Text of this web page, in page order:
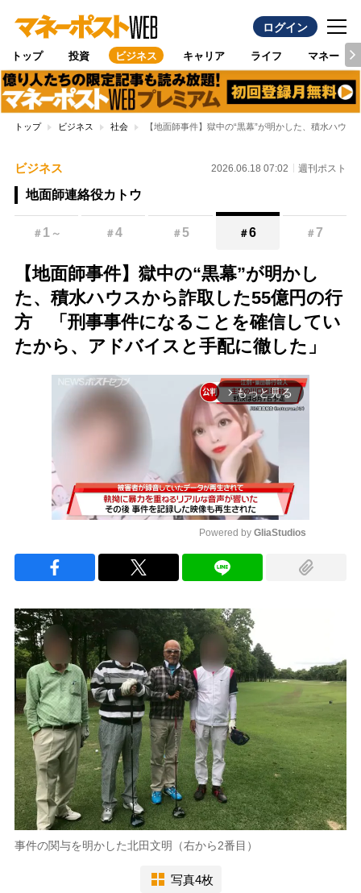
ログイン
トップ 投資 ビジネス キャリア ライフ マネー
トップ ビジネス 社会 【地面師事件】獄中の“黒幕”が明かした、積水ハウ
ビジネス 2026.06.18 07:02 週刊ポスト
地面師連絡役カトウ
＃ 1 ～ ＃4 ＃5 ＃6 ＃7
【地面師事件】獄中の“黒幕”が明かし
た、積水ハウスから詐取した55億円の行
方 「刑事事件になることを確信してい
たから、アドバイスと手配に徹した」
arrow_forward_ios もっと見る
Powered by GliaStudios
事件の関与を明かした北田文明（右から2番目）
写真4枚